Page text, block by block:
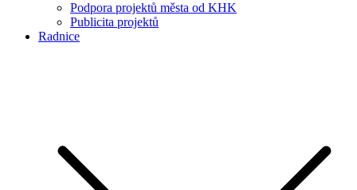
Podpora projektů města od KHK
Publicita projektů
Radnice